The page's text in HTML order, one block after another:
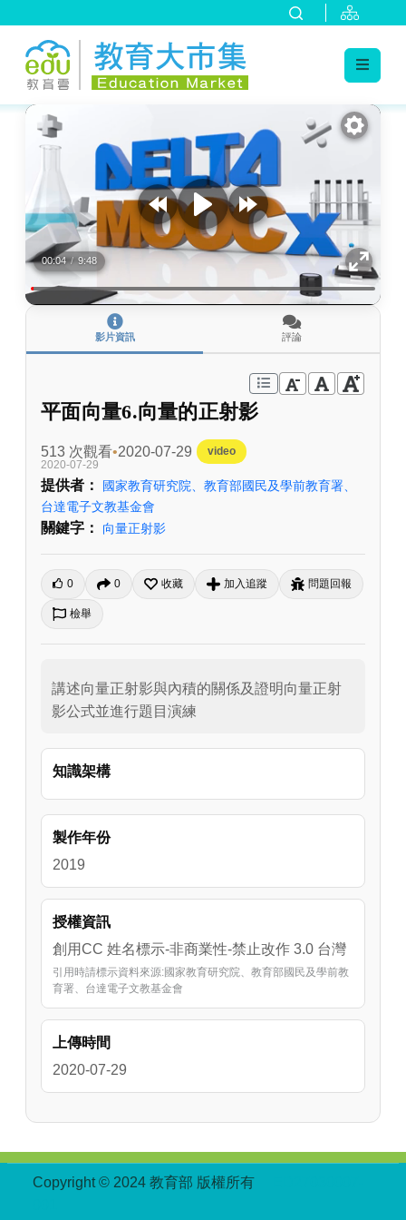
:::
00:04 / 9:48
影片資訊 評論
平面向量6.向量的正射影
513 次觀看 2020-07-29
video
2020-07-29
提供者：
國家教育研究院、教育部國民及學前教育署、
台達電子文教基金會
關鍵字： 向量正射影
0 0 收藏 加入追蹤 問題回報
檢舉
講述向量正射影與內積的關係及證明向量正射
影公式並進行題目演練
知識架構
製作年份
2019
授權資訊
創用CC 姓名標示-非商業性-禁止改作 3.0 台灣
引用時請標示資料來源:國家教育研究院、教育部國民及學前教
育署、台達電子文教基金會
上傳時間
2020-07-29
Copyright © 2024 教育部 版權所有